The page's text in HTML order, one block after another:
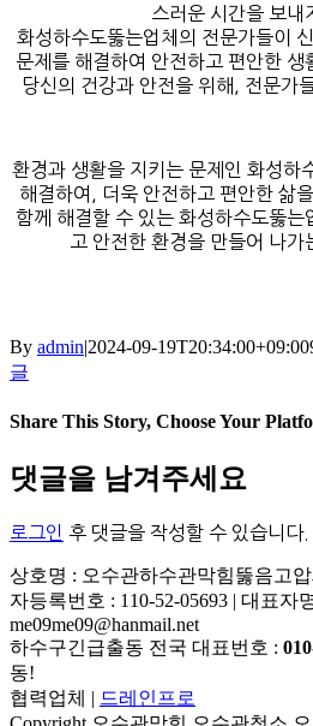
스러운 시간을 보내
화성하수도뚫는업체의 전문가들이
문제를 해결하여 안전하고 편안한 생
당신의 건강과 안전을 위해, 전문가
환경과 생활을 지키는 문제인 화성하
해결하여, 더욱 안전하고 편안한 삶
함께 해결할 수 있는 화성하수도뚫는
고 안전한 환경을 만들어 나가
By admin|2024-09-19T20:34:00+09:00
글
Share This Story, Choose Your
Facebook
X
Reddit
LinkedIn
Tumblr
Pinterest
Vk
이
메
댓글을 남겨주세요
로그인 후 댓글을 작성할 수 있습니다.
상호명 : 오수관하수관막힘뚫음고
자등록번호 : 110-52-05693 | 대표자
me09me09@hanmail.net
하수구긴급출동 전국 대표번호 :
동!
협력업체 | 드레인프로